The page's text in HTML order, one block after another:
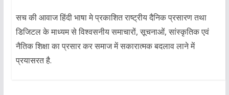
सच की आवाज हिंदी भाषा मे प्रकाशित राष्ट्रीय दैनिक प्रसारण तथा
डिजिटल के माध्यम से विश्वसनीय समाचारों, सूचनाओं, सांस्कृतिक एवं
नैतिक शिक्षा का प्रसार कर समाज में सकारात्मक बदलाव लाने में
प्रयासरत है.